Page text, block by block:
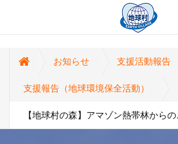
お知らせ 支援活動報告
支援報告（地球環境保全活動）
【地球村の森】アマゾン熱帯林から